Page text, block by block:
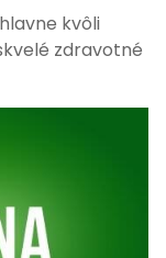
kvôli
zdravotné